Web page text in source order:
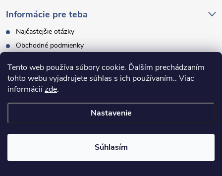
Tento web používa súbory cookie. Ďalším prechádzaním
tohto webu vyjadrujete súhlas s ich používaním.. Viac
informáciízde.
Nastavenie
Súhlasím
Informácie pre teba
Najčastejšie otázky
Obchodné podmienky
🇨🇿 Pro zákazníky z České republiky
Veľkoobchodná spolupráca
Moja objednávka
Facebook
Instagram